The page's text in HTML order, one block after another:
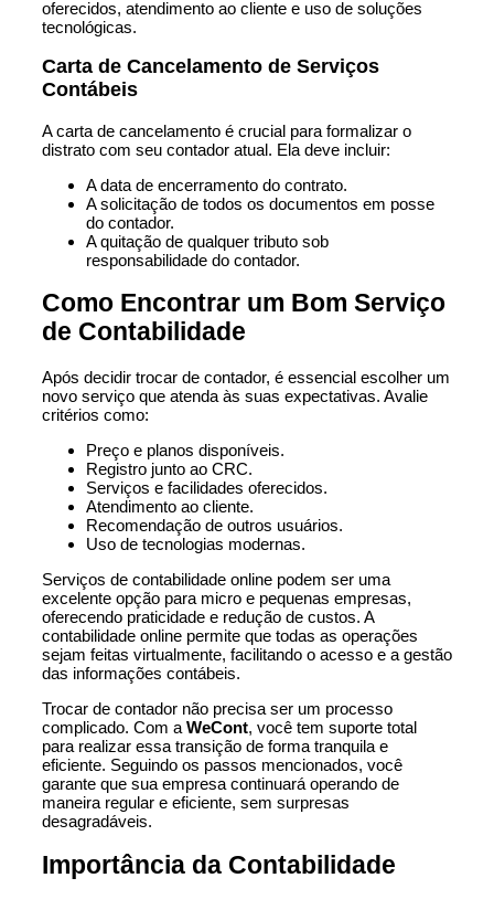
oferecidos, atendimento ao cliente e uso de soluções
tecnológicas.
Carta de Cancelamento de Serviços
Contábeis
A carta de cancelamento é crucial para formalizar o
distrato com seu contador atual. Ela deve incluir:
A data de encerramento do contrato.
A solicitação de todos os documentos em posse
do contador.
A quitação de qualquer tributo sob
responsabilidade do contador.
Como Encontrar um Bom Serviço
de Contabilidade
Após decidir trocar de contador, é essencial escolher um
novo serviço que atenda às suas expectativas. Avalie
critérios como:
Preço e planos disponíveis.
Registro junto ao CRC.
Serviços e facilidades oferecidos.
Atendimento ao cliente.
Recomendação de outros usuários.
Uso de tecnologias modernas.
Serviços de contabilidade online podem ser uma
excelente opção para micro e pequenas empresas,
oferecendo praticidade e redução de custos. A
contabilidade online permite que todas as operações
sejam feitas virtualmente, facilitando o acesso e a gestão
das informações contábeis.
Trocar de contador não precisa ser um processo
complicado. Com a WeCont, você tem suporte total
para realizar essa transição de forma tranquila e
eficiente. Seguindo os passos mencionados, você
garante que sua empresa continuará operando de
maneira regular e eficiente, sem surpresas
desagradáveis.
Importância da Contabilidade